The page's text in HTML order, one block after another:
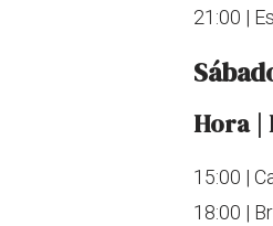
21:00 |
Hora |
15:00 |
18:00 |